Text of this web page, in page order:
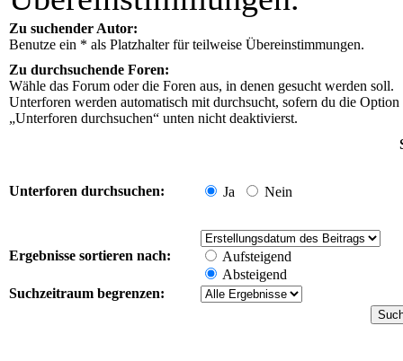
Zu suchender Autor:
Benutze ein * als Platzhalter für teilweise Übereinstimmungen.
Zu durchsuchende Foren:
Wähle das Forum oder die Foren aus, in denen gesucht werden soll.
Unterforen werden automatisch mit durchsucht, sofern du die Option
„Unterforen durchsuchen“ unten nicht deaktivierst.
Unterforen durchsuchen: Ja Nein
Ergebnisse sortieren nach:
Aufsteigend
Absteigend
Suchzeitraum begrenzen: